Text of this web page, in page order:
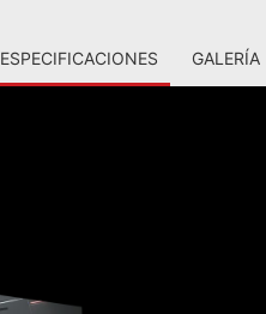
ESPECIFICACIONES GALERÍA